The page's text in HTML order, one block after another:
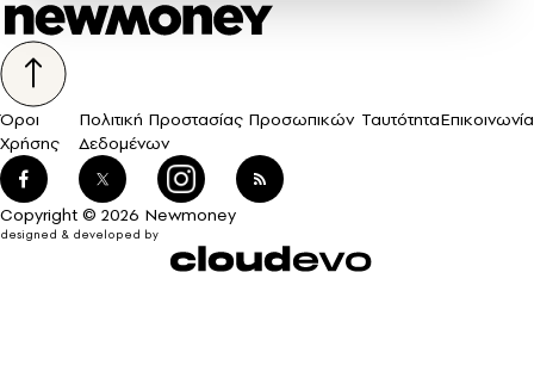
Όροι
Χρήσης
Πολιτική Προστασίας Προσωπικών
Δεδομένων
ΤαυτότηταΕπικοινωνία
Copyright © 2026 Newmoney
designed & developed by